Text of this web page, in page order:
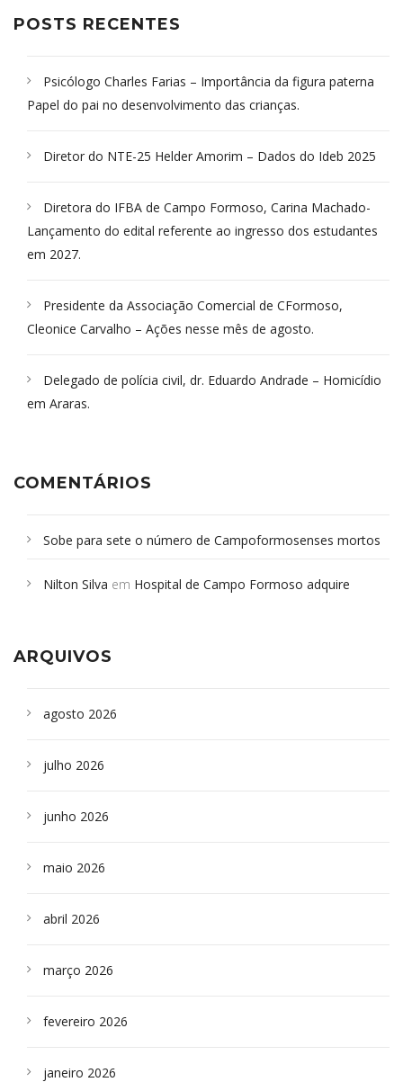
POSTS RECENTES
Psicólogo Charles Farias – Importância da figura paterna
Papel do pai no desenvolvimento das crianças.
Diretor do NTE-25 Helder Amorim – Dados do Ideb 2025
Diretora do IFBA de Campo Formoso, Carina Machado-
Lançamento do edital referente ao ingresso dos estudantes
em 2027.
Presidente da Associação Comercial de CFormoso,
Cleonice Carvalho – Ações nesse mês de agosto.
Delegado de polícia civil, dr. Eduardo Andrade – Homicídio
em Araras.
COMENTÁRIOS
Sobe para sete o número de Campoformosenses mortos
Campoformosenses que morreram em desabamentos são
Nilton Silva em Hospital de Campo Formoso adquire
ARQUIVOS
agosto 2026
julho 2026
junho 2026
maio 2026
abril 2026
março 2026
fevereiro 2026
janeiro 2026